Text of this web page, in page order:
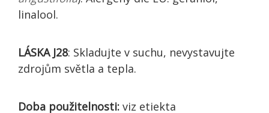
linalool.
LÁSKA J28: Skladujte v suchu, nevystavujte
zdrojům světla a tepla.
Doba použitelnosti: viz etiekta